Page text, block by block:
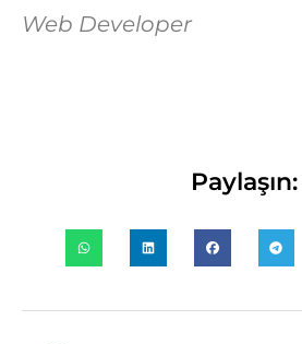
Web Developer
Paylaşın: